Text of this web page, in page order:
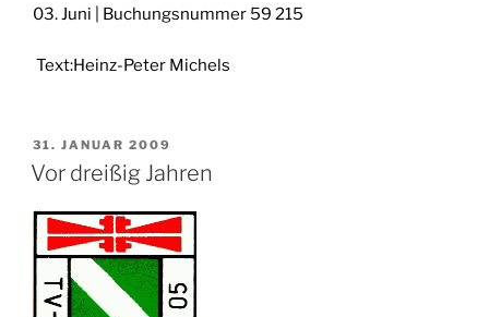
03. Juni | Buchungsnummer 59 215
Text:Heinz-Peter Michels
VERÖFFENTLICHT
AM
31. JANUAR 2009
Vor dreißig Jahren